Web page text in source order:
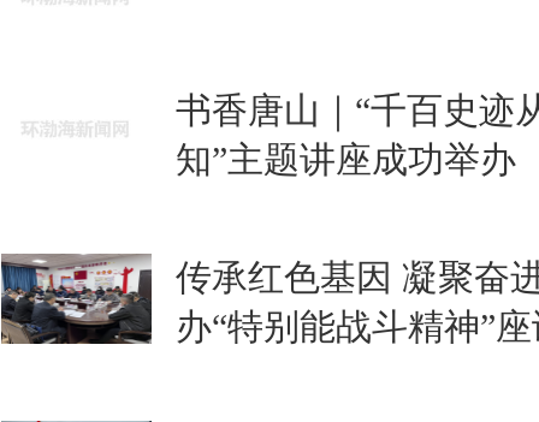
书香唐山｜​“千百史迹
知”主题讲座成功举办
传承红色基因 凝聚奋
办“特别能战斗精神”